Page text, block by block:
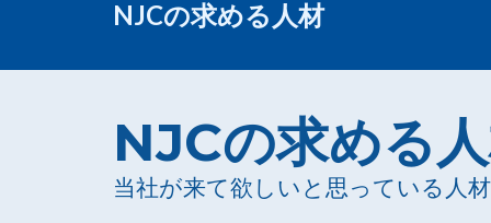
NJCの求める人材
NJCの求める
当社が来て欲しいと思っている人材